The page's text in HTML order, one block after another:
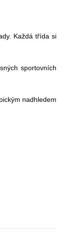
Každá třída si
sportovních
nadhledem